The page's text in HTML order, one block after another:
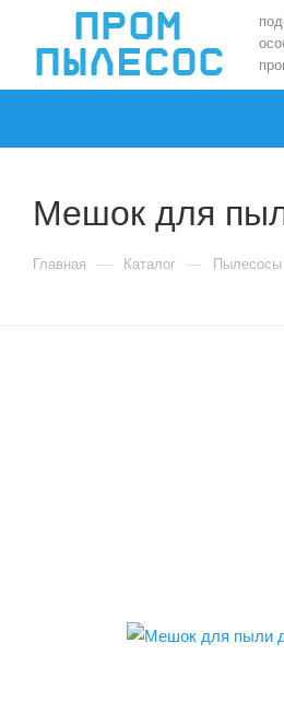
Мешок для
Главная — Каталог — Пылесосы